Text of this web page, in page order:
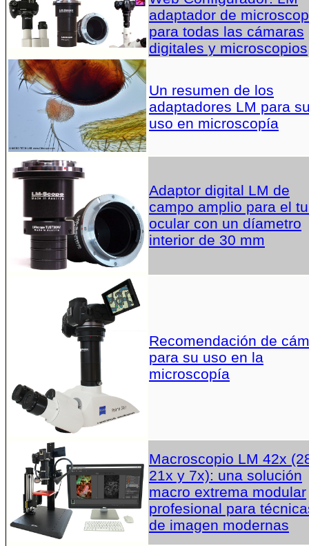
adaptador de
para todas las cámaras
digitales y microscopios
Un resumen de los
adaptadores LM para
uso en microscopía
Adaptor digital LM de
campo amplio para el
ocular con un díametro
interior de 30 mm
Recomendación de
para su uso en la
microscopía
Macroscopio LM 42x
21x y 7x): una solución
macro extrema modular
profesional para
de imagen modernas